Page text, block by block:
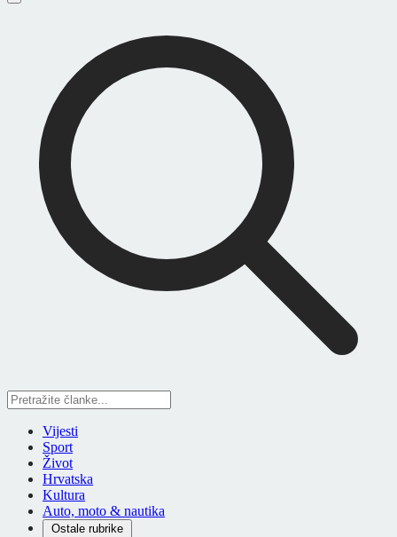
Vijesti
Sport
Život
Hrvatska
Kultura
Auto, moto & nautika
Ostale rubrike